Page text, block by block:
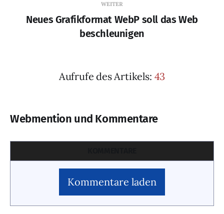
WEITER
Neues Grafikformat WebP soll das Web
beschleunigen
Aufrufe des Artikels: 43
Webmention und Kommentare
Kommentare laden